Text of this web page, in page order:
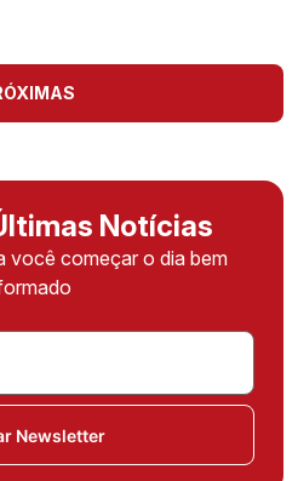
Notícias
você começar o dia bem
Newsletter